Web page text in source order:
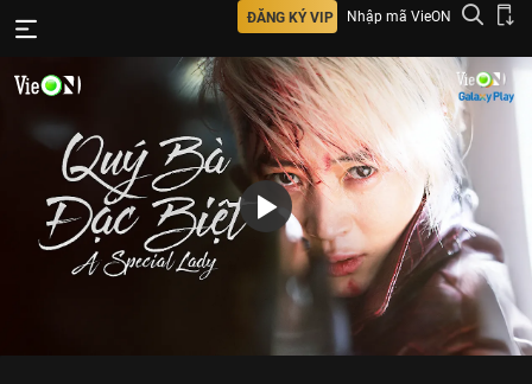
ĐĂNG KÝ VIP Nhập mã VieON